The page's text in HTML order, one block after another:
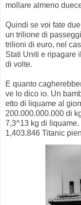
mollare almeno
Quindi se voi fate
un trilione di
trilioni di euro, nel
Stati Uniti e ripagare
di volte.
E quanto
ve lo dico io. Un
etto di liquame al
200.000.000.000 di
7,3^13 kg di
1,403.846 Titanic